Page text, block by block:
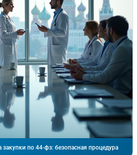
по 44-фз: безопасная процедура